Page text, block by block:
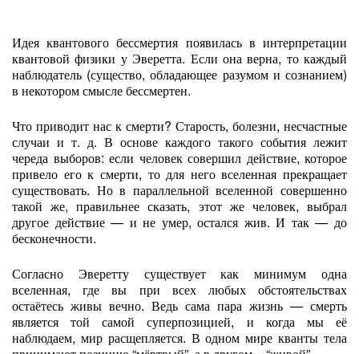
Идея квантового бессмертия появилась в интерпретации
квантовой физики у Эверетта. Если она верна, то каждый
наблюдатель (существо, обладающее разумом и сознанием)
в некотором смысле бессмертен.
Что приводит нас к смерти? Старость, болезни, несчастные
случаи и т. д. В основе каждого такого события лежит
череда выборов: если человек совершил действие, которое
привело его к смерти, то для него вселенная прекращает
существовать. Но в параллельной вселенной совершенно
такой же, правильнее сказать, этот же человек, выбрал
другое действие — и не умер, остался жив. И так — до
бесконечности.
Согласно Эверетту существует как минимум одна
вселенная, где вы при всех любых обстоятельствах
остаётесь живы вечно. Ведь сама пара жизнь — смерть
является той самой суперпозицией, и когда мы её
наблюдаем, мир расщепляется. В одном мире кванты тела